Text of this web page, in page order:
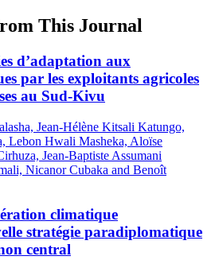
This Journal
d’adaptation aux
par les exploitants agricoles
au Sud-Kivu
Jean-Hélène Kitsali Katungo,
Lebon Hwali Masheka, Aloïse
Jean-Baptiste Assumani
Nicanor Cubaka and Benoît
climatique
stratégie paradiplomatique
central